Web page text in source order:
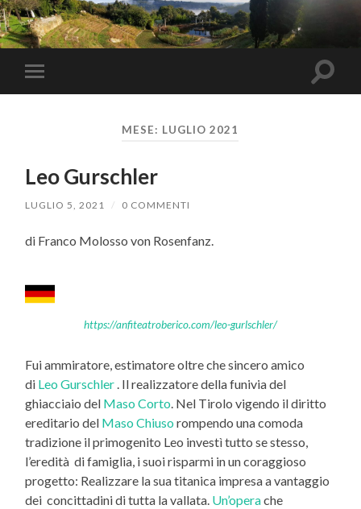
Toggle
mobile
Toggle
MESE: LUGLIO 2021
Leo Gurschler
LUGLIO 5, 2021 / 0 COMMENTI
di Franco Molosso von Rosenfanz.
https://anfiteatroberico.com/leo-gurlschler/
Fui ammiratore, estimatore oltre che sincero amico
di Leo Gurschler . Il realizzatore della funivia del
ghiacciaio del Maso Corto. Nel Tirolo vigendo il diritto
ereditario del Maso Chiuso rompendo una comoda
tradizione il primogenito Leo investì tutto se stesso,
l’eredità di famiglia, i suoi risparmi in un coraggioso
progetto: Realizzare la sua titanica impresa a vantaggio
dei concittadini di tutta la vallata. Un’operache